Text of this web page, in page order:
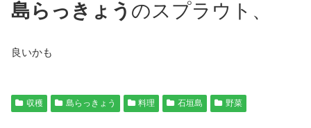
島らっきょう のスプラウト、
良いかも
収穫 島らっきょう 料理 石垣島 野菜